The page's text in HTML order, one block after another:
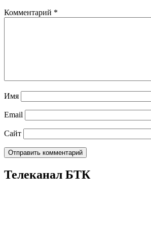
Комментарий *
Имя
Email
Сайт
Телеканал БТК